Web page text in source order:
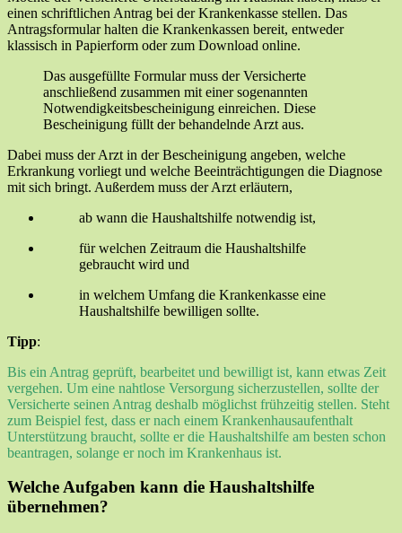
einen schriftlichen Antrag bei der Krankenkasse stellen. Das
Antragsformular halten die Krankenkassen bereit, entweder
klassisch in Papierform oder zum Download online.
Das ausgefüllte Formular muss der Versicherte
anschließend zusammen mit einer sogenannten
Notwendigkeitsbescheinigung einreichen. Diese
Bescheinigung füllt der behandelnde Arzt aus.
Dabei muss der Arzt in der Bescheinigung angeben, welche
Erkrankung vorliegt und welche Beeinträchtigungen die Diagnose
mit sich bringt. Außerdem muss der Arzt erläutern,
ab wann die Haushaltshilfe notwendig ist,
für welchen Zeitraum die Haushaltshilfe
gebraucht wird und
in welchem Umfang die Krankenkasse eine
Haushaltshilfe bewilligen sollte.
Tipp:
Bis ein Antrag geprüft, bearbeitet und bewilligt ist, kann etwas Zeit
vergehen. Um eine nahtlose Versorgung sicherzustellen, sollte der
Versicherte seinen Antrag deshalb möglichst frühzeitig stellen. Steht
zum Beispiel fest, dass er nach einem Krankenhausaufenthalt
Unterstützung braucht, sollte er die Haushaltshilfe am besten schon
beantragen, solange er noch im Krankenhaus ist.
Welche Aufgaben kann die Haushaltshilfe
übernehmen?